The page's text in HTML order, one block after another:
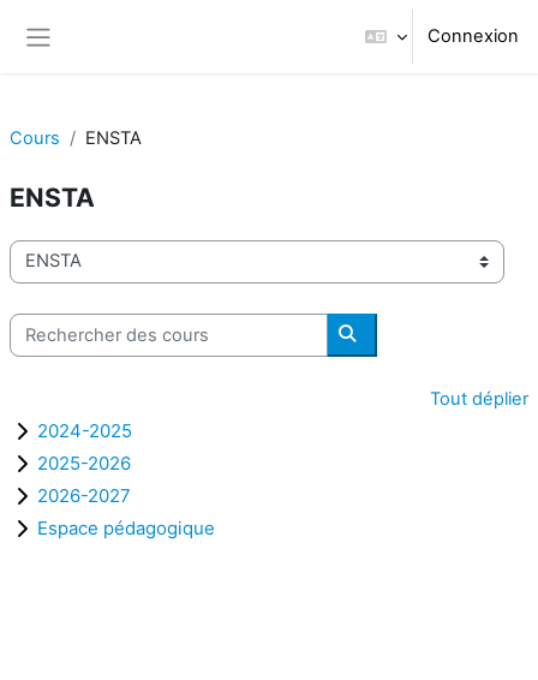
Connexion
Cours ENSTA
ENSTA
Catégories de cours
Rechercher des cours
Rechercher des cours
Tout déplier
2024-2025
2025-2026
2026-2027
Espace pédagogique